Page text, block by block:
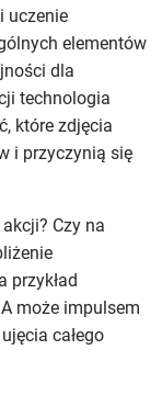
uczenie
elementów
dla
technologia
które zdjęcia
i przyczynią się
Czy na
przykład
może impulsem
całego